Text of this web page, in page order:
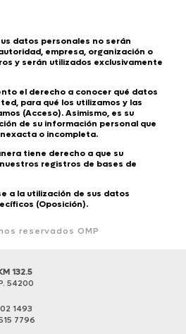
datos personales no serán
empresa, organización o
y serán utilizados exclusivamente
el derecho a conocer qué datos
para qué los utilizamos y las
(Acceso). Asimismo, es su
de su información personal que
o incompleta.
tiene derecho a que su
registros de bases de
a la utilización de sus datos
(Oposición).
reservados OMP
132.5
54200
1493
7796